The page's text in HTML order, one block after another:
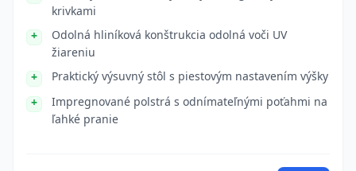
krivkami
Odolná hliníková konštrukcia odolná voči UV
žiareniu
Praktický výsuvný stôl s piestovým nastavením výšky
Impregnované polstrá s odnímateľnými poťahmi na
ľahké pranie